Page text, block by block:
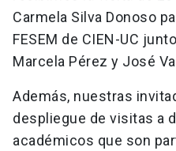
Carmela Silva Donoso
FESEM de CIEN-UC
Marcela Pérez y José
Además, nuestras
despliegue de visitas a
académicos que son